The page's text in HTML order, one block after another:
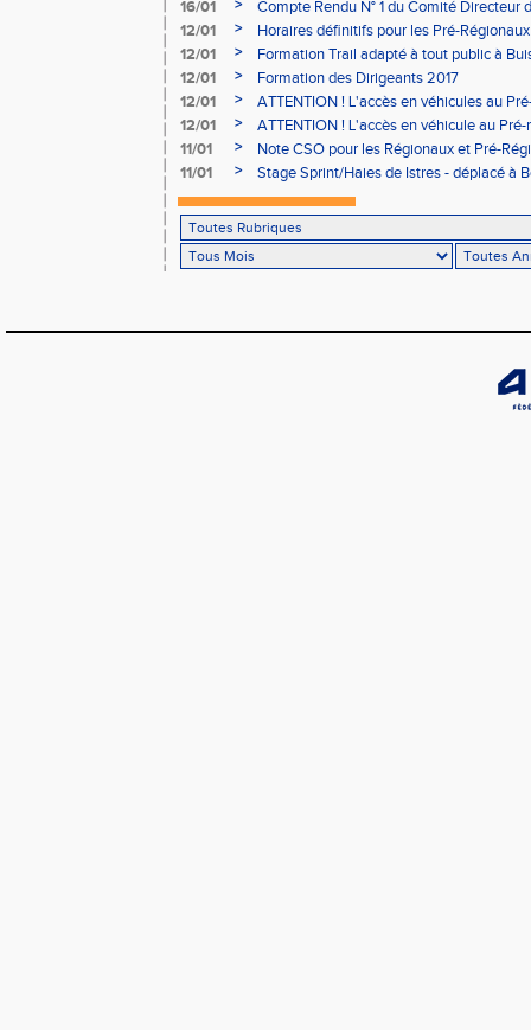
16/01 >
Compte Rendu N° 1 du Comité Directeur
12/01
>
Horaires définitifs pour les Pré-
Aubière
12/01 >
Formation Trail adapté à tout public à
12/01
>
Formation des Dirigeants 2017
12/01
>
ATTENTION ! L'accès en véhicules au
Bains sera réglementé
12/01 >
ATTENTION ! L'accès en véhicule au
Bains sera réglementé
11/01 >
Note CSO pour les Régionaux et Pré-
11/01
> Stage Sprint/Haies de Istres - déplacé à